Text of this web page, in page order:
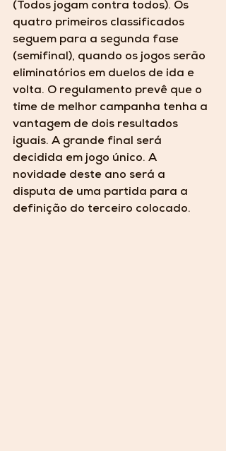
(Todos jogam contra todos). Os
quatro primeiros classificados
seguem para a segunda fase
(semifinal), quando os jogos serão
eliminatórios em duelos de ida e
volta. O regulamento prevê que o
time de melhor campanha tenha a
vantagem de dois resultados
iguais. A grande final será
decidida em jogo único. A
novidade deste ano será a
disputa de uma partida para a
definição do terceiro colocado.